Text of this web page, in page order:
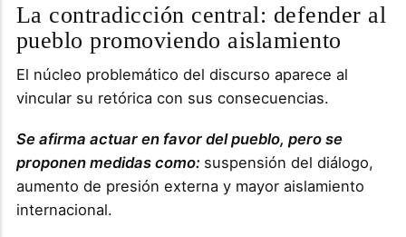
La contradicción central: defender al
pueblo promoviendo aislamiento
El núcleo problemático del discurso aparece al
vincular su retórica con sus consecuencias.
Se afirma actuar en favor del pueblo, pero se
proponen medidas como: suspensión del diálogo,
aumento de presión externa y mayor aislamiento
internacional.